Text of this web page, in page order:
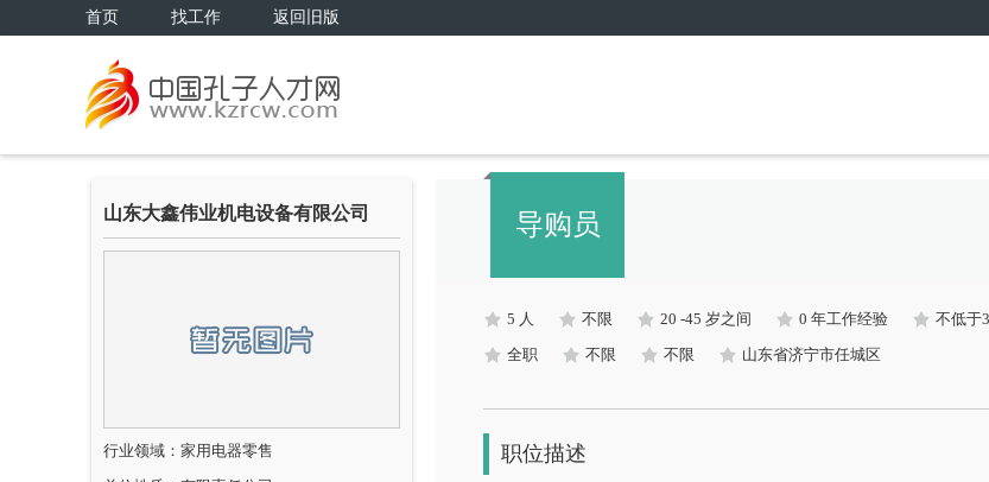
首页 找工作 返回旧版
山东大鑫伟业机电设备有限公司
行业领域：家用电器零售
导购员
5 人 不限 20 -45 岁之间 0 年工作经验
不低于
全职
不限 不限 山东省济宁市任城区
职位描述